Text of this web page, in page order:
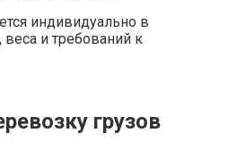
индивидуально в
и требований к
грузов